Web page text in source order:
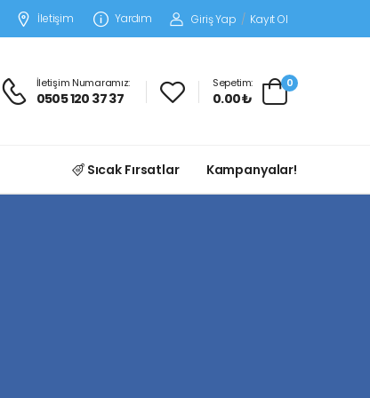
İletişim Yardım Giriş Yap / Kayıt Ol
İletişim Numaramız:
0505 120 37 37
Sepetim:
0.00 ₺
0
Sıcak Fırsatlar Kampanyalar!